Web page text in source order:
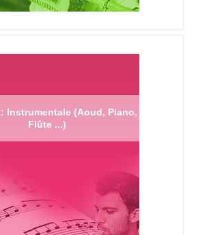
: Instrumentale (Aoud, Piano,
Flûte ...)